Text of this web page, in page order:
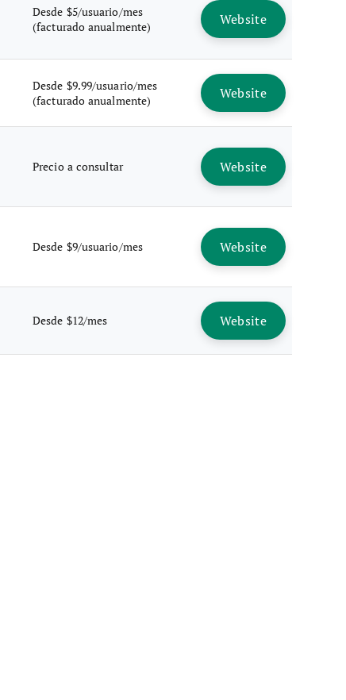
Desde $5/usuario/mes
(facturado anualmente)
Website
Desde $9.99/usuario/mes
(facturado anualmente)
Website
Precio a consultar Website
Desde $9/usuario/mes Website
Desde $12/mes Website